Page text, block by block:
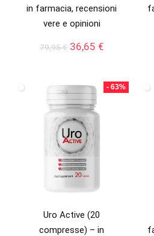
in farmacia, recensioni
vere e opinioni
79,95€ Il
era:
79,95 €.
36,65 €Il
è:
36,65 €.
- 63%
Uro Active (20
compresse) – in